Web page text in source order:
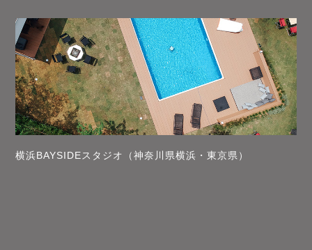
横浜BAYSIDEスタジオ（神奈川県横浜・東京県）